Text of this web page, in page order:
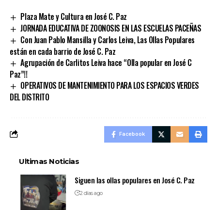
Plaza Mate y Cultura en José C. Paz
JORNADA EDUCATIVA DE ZOONOSIS EN LAS ESCUELAS PACEÑAS
Con Juan Pablo Mansilla y Carlos Leiva, Las Ollas Populares
están en cada barrio de José C. Paz
Agrupación de Carlitos Leiva hace “Olla popular en José C
Paz”!!
OPERATIVOS DE MANTENIMIENTO PARA LOS ESPACIOS VERDES
DEL DISTRITO
Facebook
Ultimas Noticias
Siguen las ollas populares en José C. Paz
2 días ago